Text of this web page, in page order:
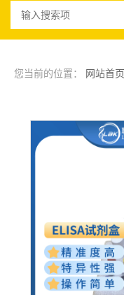
您当前的位置： 网站首页